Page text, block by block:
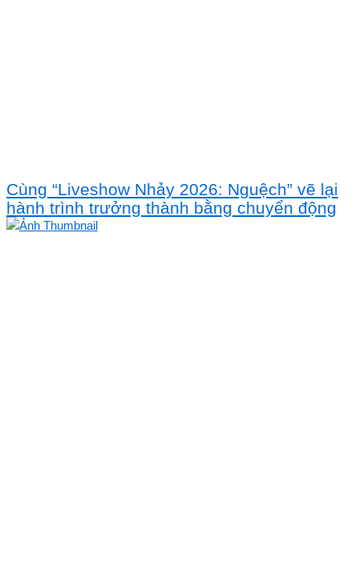
Cùng “Liveshow Nhảy 2026: Nguệch” vẽ lại
hành trình trưởng thành bằng chuyển động